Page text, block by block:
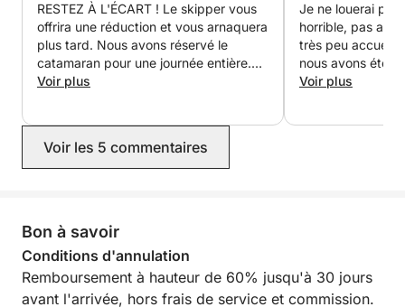
RESTEZ À L'ÉCART ! Le skipper vous
offrira une réduction et vous arnaquera
plus tard. Nous avons réservé le
catamaran pour une journée entière.
Lorsque nous avons demandé à
inefficace et inutilisable. ITINÉRAIRES
GÉNÉRIQUES, SERVICE DE QUALITE
MER. Il y a une raison pour laquelle il a
tant de mauvais avis. Il s'appelle
Marcus, restez à l'écart. Pensez à Sam
Boat
Voir plus
Je ne louerai
horrible, pas
très peu accueillant ! Dès notre
nous avons été
restrictions. On
mais cela nous a
pour laver des
Voir plus
Voir les 5 commentaires
Bon à savoir
Conditions d'annulation
Remboursement à hauteur de 60% jusqu'à 30 jours
avant l'arrivée, hors frais de service et commission.